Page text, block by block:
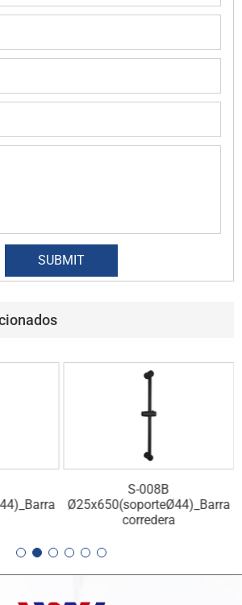
S-008B
Ø25x650(soporteØ44)_Barra
corredera